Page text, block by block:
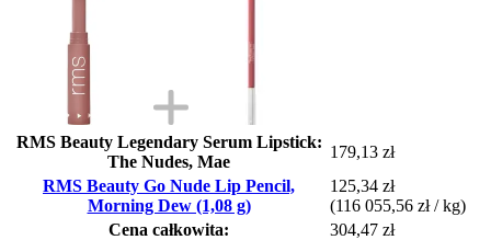
RMS Beauty Legendary Serum Lipstick:
The Nudes, Mae
179,13 zł
RMS Beauty Go Nude Lip Pencil,
Morning Dew (1,08 g)
125,34 zł
(116 055,56 zł / kg)
Cena całkowita:
304,47 zł